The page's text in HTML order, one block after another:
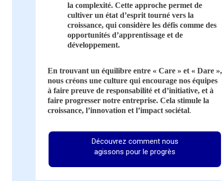
la complexité. Cette approche permet de
cultiver un état d’esprit tourné vers la
croissance, qui considère les défis comme des
opportunités d’apprentissage et de
développement.
En trouvant un équilibre entre « Care » et « Dare »,
nous créons une culture qui encourage nos équipes
à faire preuve de responsabilité et d’initiative, et à
faire progresser notre entreprise. Cela stimule la
croissance, l’innovation et l’impact sociétal.
Découvrez comment nous
agissons pour le progrès